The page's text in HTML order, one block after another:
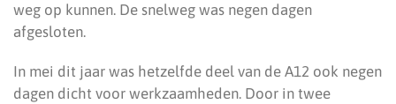
weg op kunnen. De snelweg was negen dagen
afgesloten.
In mei dit jaar was hetzelfde deel van de A12 ook negen
dagen dicht voor werkzaamheden. Door in twee